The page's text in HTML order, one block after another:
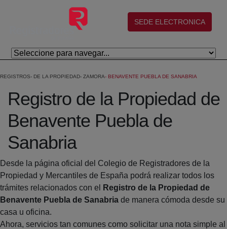
Eduki nagusira joan
(abre en nueva ventana)
SEDE ELECTRONICA
REGISTROS DE LA PROPIEDAD ZAMORA BENAVENTE PUEBLA DE SANABRIA
Registro de la Propiedad de
Benavente Puebla de
Sanabria
Desde la página oficial del Colegio de Registradores de la
Propiedad y Mercantiles de España podrá realizar todos los
trámites relacionados con el
Registro de la Propiedad de
Benavente Puebla de Sanabria de manera cómoda desde su
casa u oficina.
Ahora, servicios tan comunes como solicitar una nota simple al